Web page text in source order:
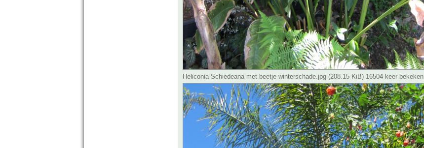
Heliconia Schiedeana met beetje winterschade.jpg (208.15 KiB) 16504 keer bekeken